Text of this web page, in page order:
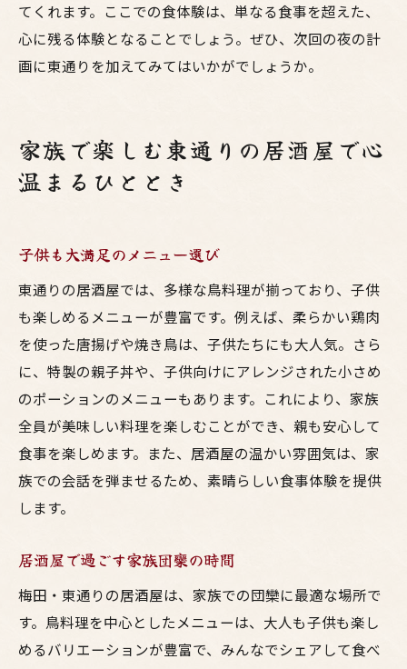
てくれます。ここでの食体験は、単なる食事を超えた、
心に残る体験となることでしょう。ぜひ、次回の夜の計
画に東通りを加えてみてはいかがでしょうか。
家族で楽しむ東通りの居酒屋で心
温まるひととき
子供も大満足のメニュー選び
東通りの居酒屋では、多様な鳥料理が揃っており、子供
も楽しめるメニューが豊富です。例えば、柔らかい鶏肉
を使った唐揚げや焼き鳥は、子供たちにも大人気。さら
に、特製の親子丼や、子供向けにアレンジされた小さめ
のポーションのメニューもあります。これにより、家族
全員が美味しい料理を楽しむことができ、親も安心して
食事を楽しめます。また、居酒屋の温かい雰囲気は、家
族での会話を弾ませるため、素晴らしい食事体験を提供
します。
居酒屋で過ごす家族団欒の時間
梅田・東通りの居酒屋は、家族での団欒に最適な場所で
す。鳥料理を中心としたメニューは、大人も子供も楽し
めるバリエーションが豊富で、みんなでシェアして食べ